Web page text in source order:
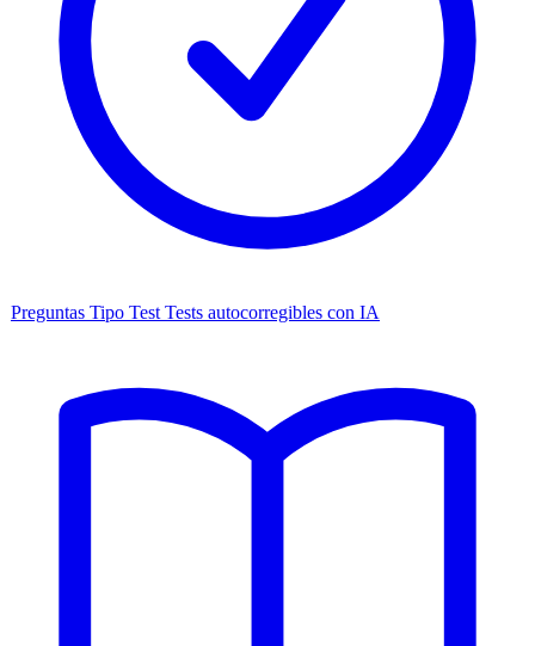
Preguntas Tipo Test Tests autocorregibles con IA